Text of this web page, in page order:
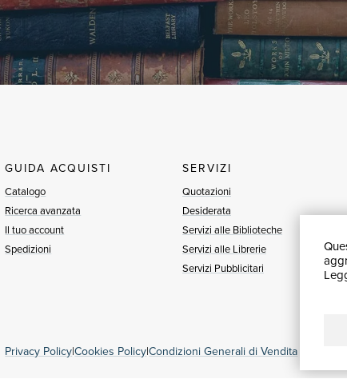
GUIDA ACQUISTI
Catalogo
Ricerca avanzata
Il tuo account
Spedizioni
SERVIZI
Quotazioni
Desiderata
Servizi alle Biblioteche
Servizi alle Librerie
Servizi Pubblicitari
Privacy Policy|Cookies Policy|Condizioni Generali di Vendita